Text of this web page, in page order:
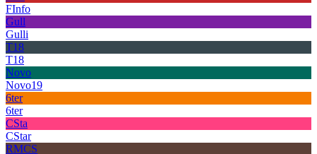
FInfo
Gull
Gulli
T18
T18
Novo
Novo19
6ter
6ter
CSta
CStar
RMCS